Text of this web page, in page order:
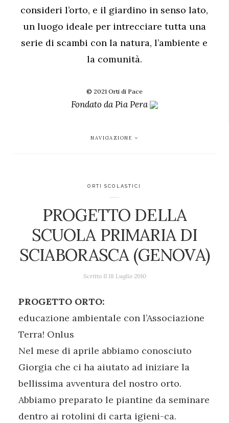
consideri l’orto, e il giardino in senso lato,
un luogo ideale per intrecciare tutta una
serie di scambi con la natura, l’ambiente e
la comunità.
© 2021 Orti di Pace
Fondato daPia Pera
NAVIGAZIONE
ORTI SCOLASTICI
PROGETTO DELLA
SCUOLA PRIMARIA DI
SCIABORASCA (GENOVA)
Scritto Il 18 Luglio 2010
PROGETTO ORTO:
educazione ambientale con l’Associazione
Terra! Onlus
Nel mese di aprile abbiamo conosciuto
Giorgia che ci ha aiutato ad iniziare la
bellissima avventura del nostro orto.
Abbiamo preparato le piantine da seminare
dentro ai rotolini di carta igieni-ca.